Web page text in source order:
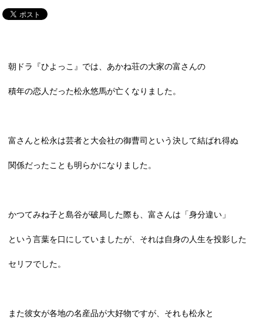
朝ドラ『ひよっこ』では、あかね荘の大家の富さんの
積年の恋人だった松永悠馬が亡くなりました。
富さんと松永は芸者と大会社の御曹司という決して結ばれ得ぬ
関係だったことも明らかになりました。
かつてみね子と島谷が破局した際も、富さんは「身分違い」
という言葉を口にしていましたが、それは自身の人生を投影した
セリフでした。
また彼女が各地の名産品が大好物ですが、それも松永と